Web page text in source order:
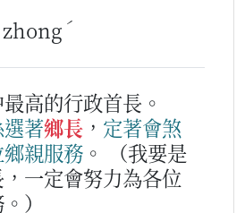
zhong ˊ
高的行政首長。
選著鄉長 ， 定著會煞
鄉親服務 。
（我要是
一定會努力為各位
）